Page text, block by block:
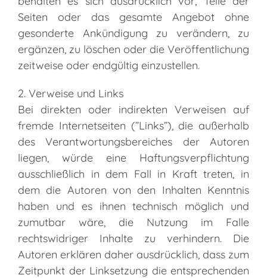
Seiten oder das gesamte Angebot ohne
gesonderte Ankündigung zu verändern, zu
ergänzen, zu löschen oder die Veröffentlichung
zeitweise oder endgültig einzustellen.
2. Verweise und Links
Bei direkten oder indirekten Verweisen auf
fremde Internetseiten (”Links”), die außerhalb
des Verantwortungsbereiches der Autoren
liegen, würde eine Haftungsverpflichtung
ausschließlich in dem Fall in Kraft treten, in
dem die Autoren von den Inhalten Kenntnis
haben und es ihnen technisch möglich und
zumutbar wäre, die Nutzung im Falle
rechtswidriger Inhalte zu verhindern. Die
Autoren erklären daher ausdrücklich, dass zum
Zeitpunkt der Linksetzung die entsprechenden